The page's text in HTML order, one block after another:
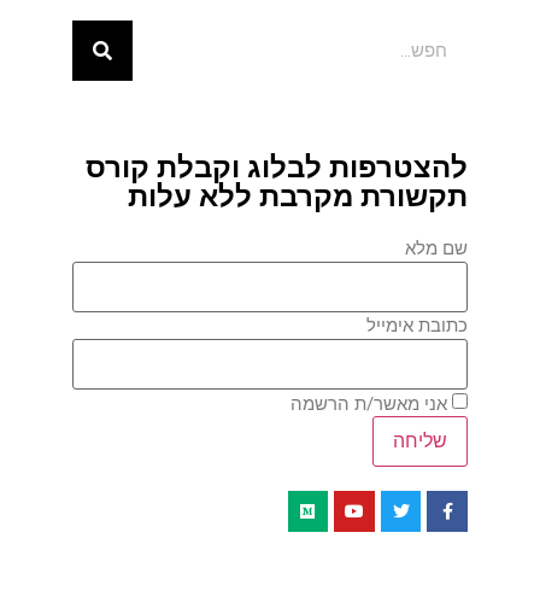
להצטרפות לבלוג וקבלת קורס
תקשורת מקרבת ללא עלות
שם מלא
כתובת אימייל
אני מאשר/ת הרשמה